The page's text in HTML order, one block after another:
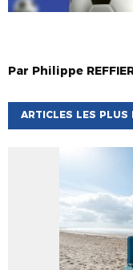
Par Philippe
ARTICLES LES PLUS